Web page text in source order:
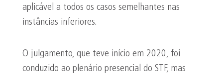
aplicável a todos os casos semelhantes nas
instâncias inferiores.
O julgamento, que teve início em 2020, foi
conduzido ao plenário presencial do STF, mas